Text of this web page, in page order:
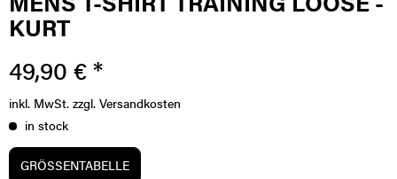
MENS T-SHIRT TRAINING LOOSE -
KURT
49,90 € *
inkl. MwSt. zzgl. Versandkosten
in stock
GRÖSSENTABELLE